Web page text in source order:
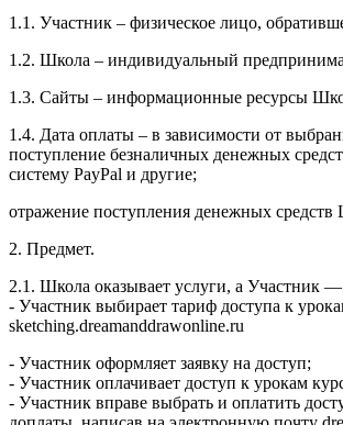
1.1. Участник – физическое лицо,
1.2. Школа – индивидуальный
1.3. Сайты – информационные ресурсы
1.4. Дата оплаты – в зависимости от
поступление безналичных денежных
систему PayPal и другие;
отражение поступления денежных
2. Предмет.
2.1. Школа оказывает услуги, а Участник —
- Участник выбирает тариф доступа к
sketching.dreamanddrawonline.ru
- Участник оформляет заявку на доступ;
- Участник оплачивает доступ к урокам
- Участник вправе выбрать и оплатить